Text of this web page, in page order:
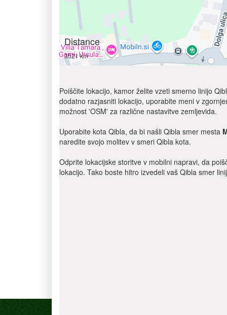
Distance
3521 km
Poiščite lokacijo, kamor želite vzeti smerno linijo
dodatno razjasniti lokacijo, uporabite meni v
možnost 'OSM' za različne nastavitve zemljevida.
Uporabite kota Qibla, da bi našli Qibla smer mesta
naredite svojo molitev v smeri Qibla kota.
Odprite lokacijske storitve v mobilni napravi, da
lokacijo. Tako boste hitro izvedeli vaš Qibla smer